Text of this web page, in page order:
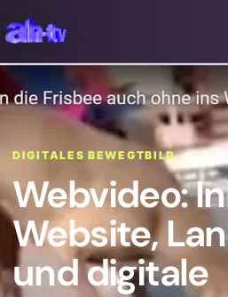
DIGITALES BEWEGTBILD
Webvideo:
Website,
und digitale